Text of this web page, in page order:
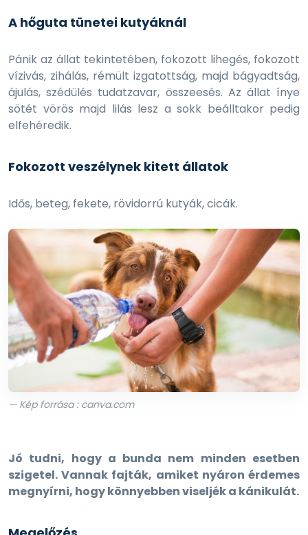
A hőguta tünetei kutyáknál
Pánik az állat tekintetében, fokozott lihegés, fokozott
vízivás, zihálás, rémült izgatottság, majd bágyadtság,
ájulás, szédülés tudatzavar, összeesés. Az állat ínye
sötét vörös majd lilás lesz a sokk beálltakor pedig
elfehéredik.
Fokozott veszélynek kitett állatok
Idős, beteg, fekete, rövidorrú kutyák, cicák.
— Kép forrása : canva.com
Jó tudni, hogy a bunda nem minden esetben
szigetel. Vannak fajták, amiket nyáron érdemes
megnyírni, hogy könnyebben viseljék a kánikulát.